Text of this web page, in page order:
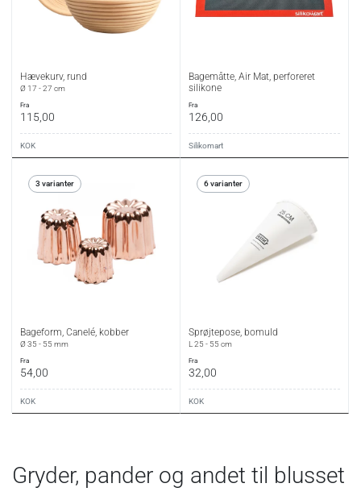
Hævekurv, rund
Ø 17 - 27 cm
fra
115,00
KOK
Bagemåtte, Air Mat, perforeret
silikone
fra
126,00
Silikomart
3 varianter
Bageform, Canelé, kobber
Ø 35 - 55 mm
fra
54,00
KOK
6 varianter
Sprøjtepose, bomuld
L 25 - 55 cm
fra
32,00
KOK
Gryder, pander og andet til blusset